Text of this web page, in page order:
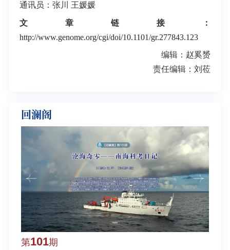
通讯员：张川 王媛媛
文章链接：
http://www.genome.org/cgi/doi/10.1101/gr.277843.123
编辑：赵奚赟
责任编辑：刘莅
回澜阁
第101期